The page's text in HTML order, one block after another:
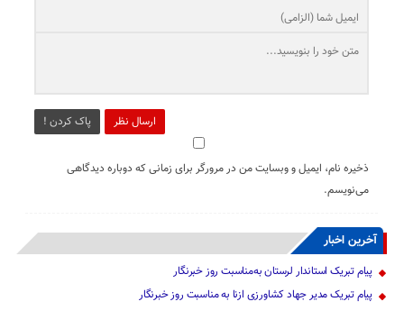
ارسال نظر پاک کردن !
ذخیره نام، ایمیل و وبسایت من در مرورگر برای زمانی که دوباره دیدگاهی
می‌نویسم.
آخرین اخبار
پیام تبریک استاندار لرستان به‌مناسبت روز خبرنگار
پیام تبریک مدیر جهاد کشاورزی ازنا به مناسبت روز خبرنگار